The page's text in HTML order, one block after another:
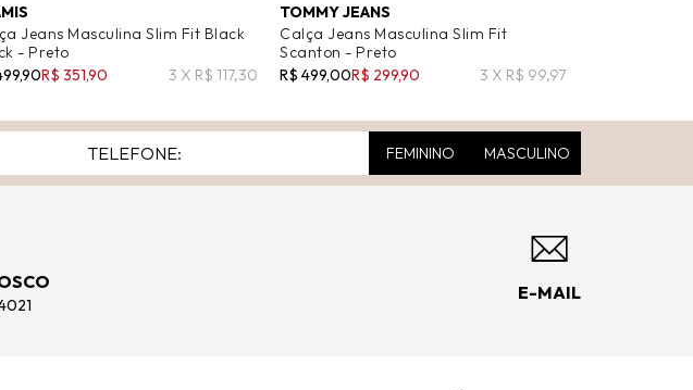
Jeans Masculina Slim Fit Black
- Preto
R$ 351,90 3 X R$ 117,30
TOMMY JEANS
Calça Jeans Masculina Slim Fit
Scanton - Preto
R$ 499,00R$ 299,90 3 X R$ 99,97
FEMININO MASCULINO
E-MAIL